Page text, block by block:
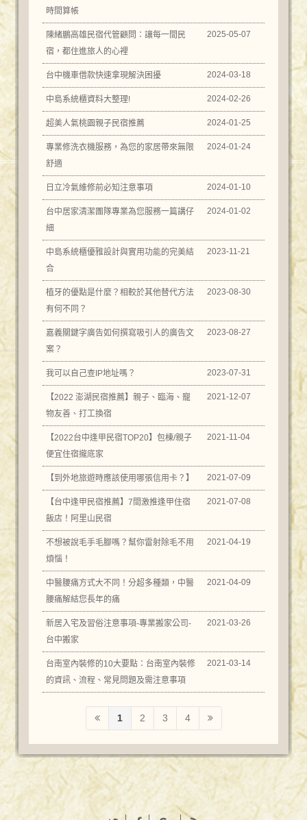
時間算帳
陳緒鵬高雄民宿代管顧問：讓每一間民
宿，都住進旅人的心裡
2025-05-07
台中機車借款快速拿現解決困擾 2024-03-18
中島系統櫃資料大整理! 2024-02-26
超美人氣桃園親子民宿推薦 2024-01-25
專業修洗衣機服務，為您的家居帶來無限
舒適
2024-01-24
日立冷氣維修前必知注意事項 2024-01-10
台中居家清潔團隊專業為您服務一篇講仔
細
2024-01-02
中島系統櫃優雅設計與實用功能的完美結
合
2023-11-21
植牙的優點是什麼？相較於其他替代方法
有何不同？
2023-08-30
嘉義關鍵字廣告如何撰寫吸引人的廣告文
案？
2023-08-27
我可以自己查IP地址嗎？ 2023-07-31
【2022 澎湖民宿推薦】親子、臨海、寵
物友善、打工換宿
2021-12-07
【2022台中逢甲民宿TOP20】包棟/親子
便宜住宿攏底家
2021-11-04
【到外地旅遊時應該使用哪張信用卡？】 2021-07-09
【台中逢甲民宿推薦】7間激推逢甲住宿
飯店！阿里山民宿
2021-07-08
不想被說毛手毛腳嗎？幫你雷射除毛不用
煩惱！
2021-04-19
中醫腰痛方式大不同！分超多種類，中醫
腰痛解結您長年的痛
2021-04-09
新居入宅及習俗注意事項-專業搬家公司-
台中搬家
2021-03-26
台南室內裝修的10大要點：台南室內裝修
的資訊、流程、常見問題及需注意事項
2021-03-14
1 2 3 4